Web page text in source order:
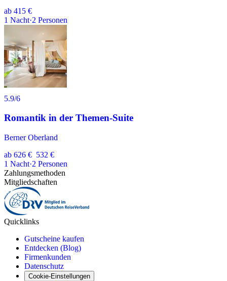
ab 415 €
1 Nacht·2 Personen
5.9/6
Romantik in der Themen-Suite
Berner Oberland
ab 626 € 532 €
1 Nacht·2 Personen
Zahlungsmethoden
Mitgliedschaften
Quicklinks
Gutscheine kaufen
Entdecken (Blog)
Firmenkunden
Datenschutz
Cookie-Einstellungen